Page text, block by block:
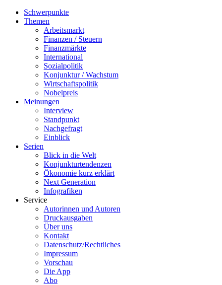
Schwerpunkte
Themen
Arbeitsmarkt
Finanzen / Steuern
Finanzmärkte
International
Sozialpolitik
Konjunktur / Wachstum
Wirtschaftspolitik
Nobelpreis
Meinungen
Interview
Standpunkt
Nachgefragt
Einblick
Serien
Blick in die Welt
Konjunkturtendenzen
Ökonomie kurz erklärt
Next Generation
Infografiken
Service
Autorinnen und Autoren
Druckausgaben
Über uns
Kontakt
Datenschutz/Rechtliches
Impressum
Vorschau
Die App
Abo